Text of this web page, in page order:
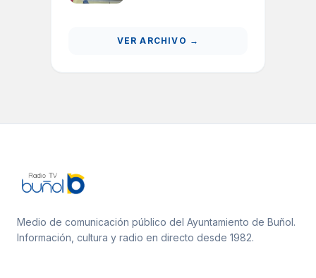
VER ARCHIVO →
Medio de comunicación público del Ayuntamiento de Buñol.
Información, cultura y radio en directo desde 1982.